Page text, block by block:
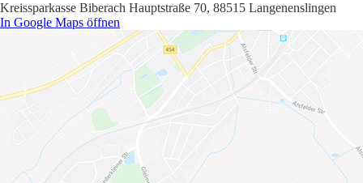
Kreissparkasse Biberach Hauptstraße 70, 88515 Langenenslingen
In Google Maps öffnen